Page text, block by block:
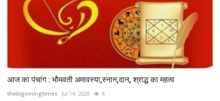
आज का पंचांग : भौमवती अमावस्या,स्नान,दान, श्राद्ध का महत्व
thebiginningtimes Jul 14, 2026 8